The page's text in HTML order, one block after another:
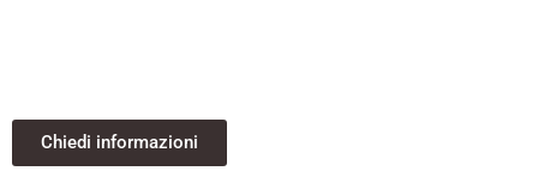
Chiedi informazioni